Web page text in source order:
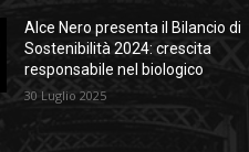
Alce Nero presenta il Bilancio di
Sostenibilità 2024: crescita
responsabile nel biologico
30 Luglio 2025